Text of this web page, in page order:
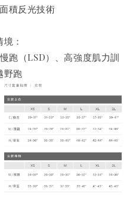
積反光技術
：
跑（LSD）、高強度肌力訓
野跑